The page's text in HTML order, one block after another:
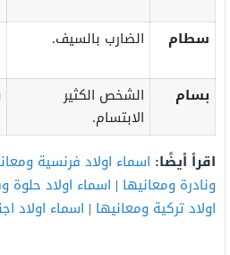
سطام
الضارب بالسيف.
بسام
الشخص الكثير
الابتسام.
اقرأ أيضًا: اسماء اولاد فرنسية
ونادرة ومعانيها | اسماء اولاد حلوة
اولاد تركية ومعانيها | اسماء اولاد